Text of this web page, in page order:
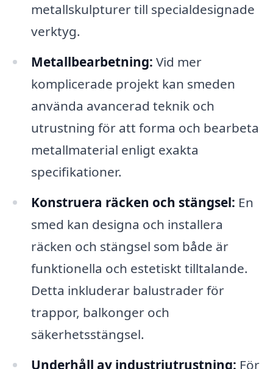
metallskulpturer till specialdesignade
verktyg.
Metallbearbetning: Vid mer
komplicerade projekt kan smeden
använda avancerad teknik och
utrustning för att forma och bearbeta
metallmaterial enligt exakta
specifikationer.
Konstruera räcken och stängsel: En
smed kan designa och installera
räcken och stängsel som både är
funktionella och estetiskt tilltalande.
Detta inkluderar balustrader för
trappor, balkonger och
säkerhetsstängsel.
Underhåll av industriutrustning: För